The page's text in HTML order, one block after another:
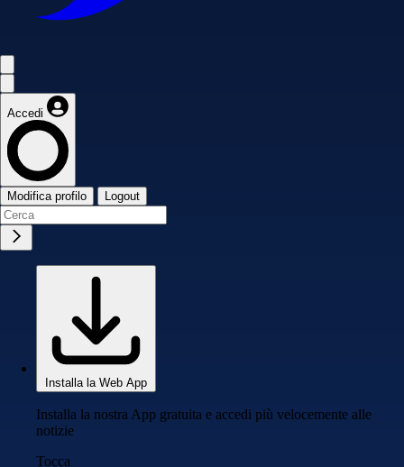
Accedi
Modifica profilo Logout
Installa la Web App
Installa la nostra App gratuita e accedi più velocemente alle
notizie
Tocca